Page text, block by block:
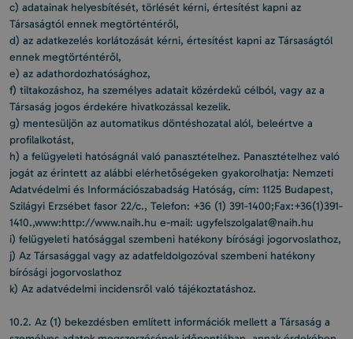
c) adatainak helyesbítését, törlését kérni, értesítést kapni az
Társaságtól ennek megtörténtéről,
d) az adatkezelés korlátozását kérni, értesítést kapni az Társaságtól
ennek megtörténtéről,
e) az adathordozhatósághoz,
f) tiltakozáshoz, ha személyes adatait közérdekű célból, vagy az a
Társaság jogos érdekére hivatkozással kezelik.
g) mentesüljön az automatikus döntéshozatal alól, beleértve a
profilalkotást,
h) a felügyeleti hatóságnál való panasztételhez. Panasztételhez való
jogát az érintett az alábbi elérhetőségeken gyakorolhatja: Nemzeti
Adatvédelmi és Információszabadság Hatóság, cím: 1125 Budapest,
Szilágyi Erzsébet fasor 22/c., Telefon: +36 (1) 391-1400;Fax:+36(1)391-
1410.,www:http://www.naih.hu e-mail: ugyfelszolgalat@naih.hu
i) felügyeleti hatósággal szembeni hatékony bírósági jogorvoslathoz,
j) Az Társasággal vagy az adatfeldolgozóval szembeni hatékony
bírósági jogorvoslathoz
k) Az adatvédelmi incidensről való tájékoztatáshoz.
10.2. Az (1) bekezdésben említett információk mellett a Társaság a